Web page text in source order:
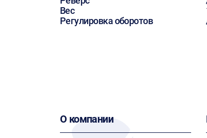
Вес
Регулировка оборотов
О компании